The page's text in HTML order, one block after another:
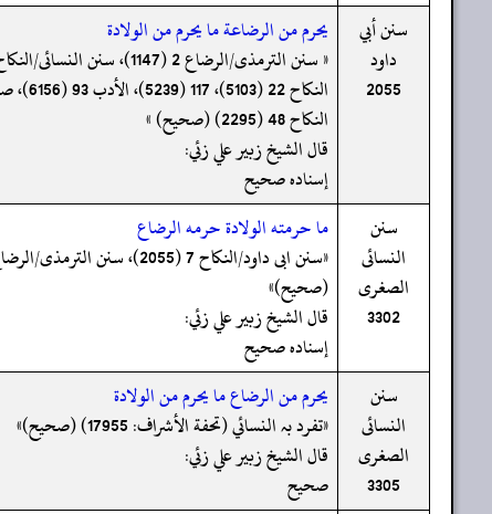
سنن أبي
داود
2055
يحرم من الرضاعة ما يحرم من الولادة
النکاح 48 (2295) (صحیح) »
قال الشيخ زبير علي زئي:
إسناده صحيح
سنن
النسائى
الصغرى
3302
ما حرمته الولادة حرمه الرضاع
(صحیح)»
قال الشيخ زبير علي زئي:
إسناده صحيح
سنن
النسائى
الصغرى
3305
يحرم من الرضاع ما يحرم من الولادة
«تفرد بہ النسائي (تحفة الأشراف: 17955) (صحیح)»
قال الشيخ زبير علي زئي:
صحيح